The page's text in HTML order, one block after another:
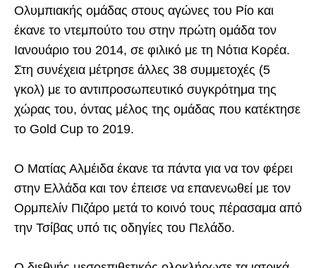
Ολυμπιακής ομάδας στους αγώνες του Ρίο και
έκανε το ντεμπούτο του στην πρώτη ομάδα τον
Ιανουάριο του 2014, σε φιλικό με τη Νότια Κορέα.
Στη συνέχεια μέτρησε άλλες 38 συμμετοχές (5
γκολ) με το αντιπροσωπευτικό συγκρότημα της
χώρας του, όντας μέλος της ομάδας που κατέκτησε
το Gold Cup το 2019.
Ο Ματίας Αλμέιδα έκανε τα πάντα για να τον φέρει
στην Ελλάδα και τον έπεισε να επανενωθεί με τον
Ορμπελίν Πιζάρο μετά το κοινό τους πέρασαμα από
την Τσίβας υπό τις οδηγίες του Πελάδο.